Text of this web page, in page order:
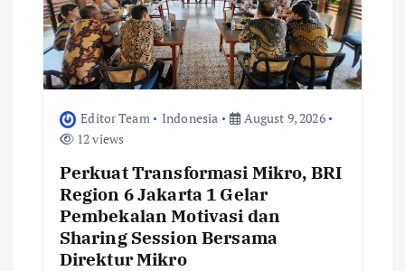
n
Editor Team Indonesia
August 9, 2026
12 views
Perkuat Transformasi Mikro, BRI
Region 6 Jakarta 1 Gelar
Pembekalan Motivasi dan
Sharing Session Bersama
Direktur Mikro